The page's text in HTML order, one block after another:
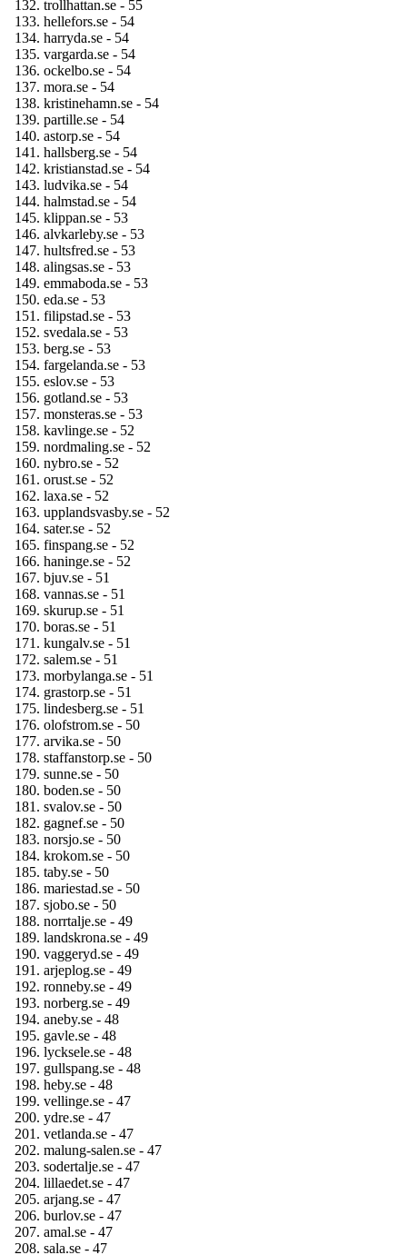
trollhattan.se - 55
hellefors.se - 54
harryda.se - 54
vargarda.se - 54
ockelbo.se - 54
mora.se - 54
kristinehamn.se - 54
partille.se - 54
astorp.se - 54
hallsberg.se - 54
kristianstad.se - 54
ludvika.se - 54
halmstad.se - 54
klippan.se - 53
alvkarleby.se - 53
hultsfred.se - 53
alingsas.se - 53
emmaboda.se - 53
eda.se - 53
filipstad.se - 53
svedala.se - 53
berg.se - 53
fargelanda.se - 53
eslov.se - 53
gotland.se - 53
monsteras.se - 53
kavlinge.se - 52
nordmaling.se - 52
nybro.se - 52
orust.se - 52
laxa.se - 52
upplandsvasby.se - 52
sater.se - 52
finspang.se - 52
haninge.se - 52
bjuv.se - 51
vannas.se - 51
skurup.se - 51
boras.se - 51
kungalv.se - 51
salem.se - 51
morbylanga.se - 51
grastorp.se - 51
lindesberg.se - 51
olofstrom.se - 50
arvika.se - 50
staffanstorp.se - 50
sunne.se - 50
boden.se - 50
svalov.se - 50
gagnef.se - 50
norsjo.se - 50
krokom.se - 50
taby.se - 50
mariestad.se - 50
sjobo.se - 50
norrtalje.se - 49
landskrona.se - 49
vaggeryd.se - 49
arjeplog.se - 49
ronneby.se - 49
norberg.se - 49
aneby.se - 48
gavle.se - 48
lycksele.se - 48
gullspang.se - 48
heby.se - 48
vellinge.se - 47
ydre.se - 47
vetlanda.se - 47
malung-salen.se - 47
sodertalje.se - 47
lillaedet.se - 47
arjang.se - 47
burlov.se - 47
amal.se - 47
sala.se - 47